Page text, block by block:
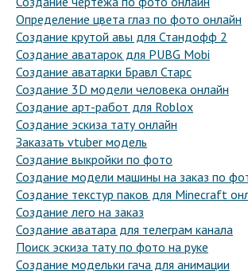
Определение цвета глаз по фото онлайн
Создание крутой авы для Стандофф 2
Создание аватарок для PUBG Mobi
Создание аватарки Бравл Старс
Создание 3D модели человека онлайн
Создание арт-работ для Roblox
Создание эскиза тату онлайн
Заказать vtuber модель
Создание выкройки по фото
Создание модели машины на заказ по
Создание текстур паков для Minecraft
Создание лего на заказ
Создание аватара для телеграм канала
Поиск эскиза тату по фото на руке
Создание модельки гача для анимации